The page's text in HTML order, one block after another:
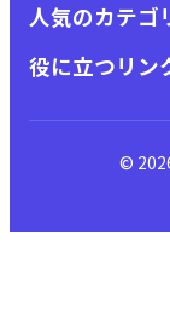
人気のカテゴ
役に立つリン
©